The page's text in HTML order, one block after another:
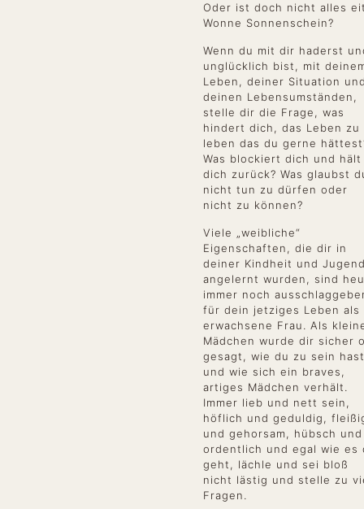
Oder ist doch nicht alles
Wonne Sonnenschein?
Wenn du mit dir haderst
unglücklich bist, mit
Leben, deiner Situation
deinen Lebensumständen,
stelle dir die Frage, was
hindert dich, das Leben zu
leben das du gerne
Was blockiert dich und hält
dich zurück? Was glaubst
nicht tun zu dürfen oder
nicht zu können?
Viele „weibliche“
Eigenschaften, die dir in
deiner Kindheit und
angelernt wurden, sind
immer noch
für dein jetziges Leben als
erwachsene Frau. Als
Mädchen wurde dir sicher
gesagt, wie du zu sein hast
und wie sich ein braves,
artiges Mädchen verhält.
Immer lieb und nett sein,
höflich und geduldig,
und gehorsam, hübsch und
ordentlich und egal wie es
geht, lächle und sei bloß
nicht lästig und stelle zu
Fragen.